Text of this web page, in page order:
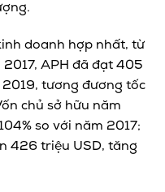
doanh hợp nhất, từ
APH đã đạt 405
tương đương tốc
chủ sở hữu năm
so với năm 2017;
426 triệu USD, tăng